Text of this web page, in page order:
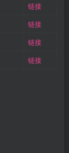
链接
链接
链接
链接